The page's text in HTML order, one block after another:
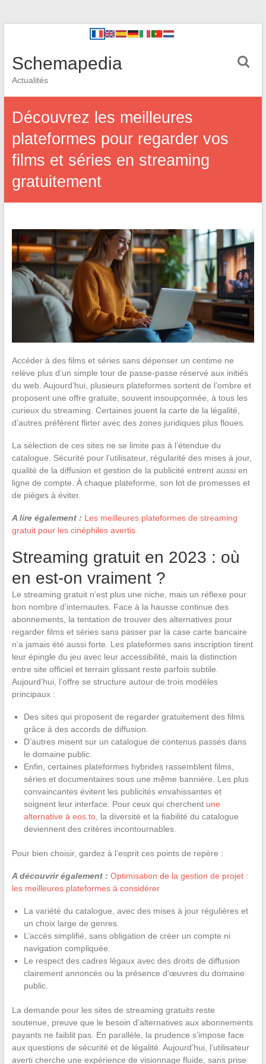
Schemapedia
Actualités
Découvrez les meilleures
plateformes pour regarder vos
films et séries en streaming
gratuitement
Accéder à des films et séries sans dépenser un centime ne
relève plus d’un simple tour de passe-passe réservé aux initiés
du web. Aujourd’hui, plusieurs plateformes sortent de l’ombre et
proposent une offre gratuite, souvent insoupçonnée, à tous les
curieux du streaming. Certaines jouent la carte de la légalité,
d’autres préfèrent flirter avec des zones juridiques plus floues.
La sélection de ces sites ne se limite pas à l’étendue du
catalogue. Sécurité pour l’utilisateur, régularité des mises à jour,
qualité de la diffusion et gestion de la publicité entrent aussi en
ligne de compte. À chaque plateforme, son lot de promesses et
de pièges à éviter.
A lire également : Les meilleures plateformes de streaming
gratuit pour les cinéphiles avertis
Streaming gratuit en 2023 : où
en est-on vraiment ?
Le streaming gratuit n’est plus une niche, mais un réflexe pour
bon nombre d’internautes. Face à la hausse continue des
abonnements, la tentation de trouver des alternatives pour
regarder films et séries sans passer par la case carte bancaire
n’a jamais été aussi forte. Les plateformes sans inscription tirent
leur épingle du jeu avec leur accessibilité, mais la distinction
entre site officiel et terrain glissant reste parfois subtile.
Aujourd’hui, l’offre se structure autour de trois modèles
principaux :
Des sites qui proposent de regarder gratuitement des films
grâce à des accords de diffusion.
D’autres misent sur un catalogue de contenus passés dans
le domaine public.
Enfin, certaines plateformes hybrides rassemblent films,
séries et documentaires sous une même bannière. Les plus
convaincantes évitent les publicités envahissantes et
soignent leur interface. Pour ceux qui cherchent une
alternative à eos.to, la diversité et la fiabilité du catalogue
deviennent des critères incontournables.
Pour bien choisir, gardez à l’esprit ces points de repère :
A découvrir également : Optimisation de la gestion de projet :
les meilleures plateformes à considérer
La variété du catalogue, avec des mises à jour régulières et
un choix large de genres.
L’accès simplifié, sans obligation de créer un compte ni
navigation compliquée.
Le respect des cadres légaux avec des droits de diffusion
clairement annoncés ou la présence d’œuvres du domaine
public.
La demande pour les sites de streaming gratuits reste
soutenue, preuve que le besoin d’alternatives aux abonnements
payants ne faiblit pas. En parallèle, la prudence s’impose face
aux questions de sécurité et de légalité. Aujourd’hui, l’utilisateur
averti cherche une expérience de visionnage fluide, sans prise